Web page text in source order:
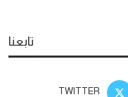
تابعنا
TWITTER